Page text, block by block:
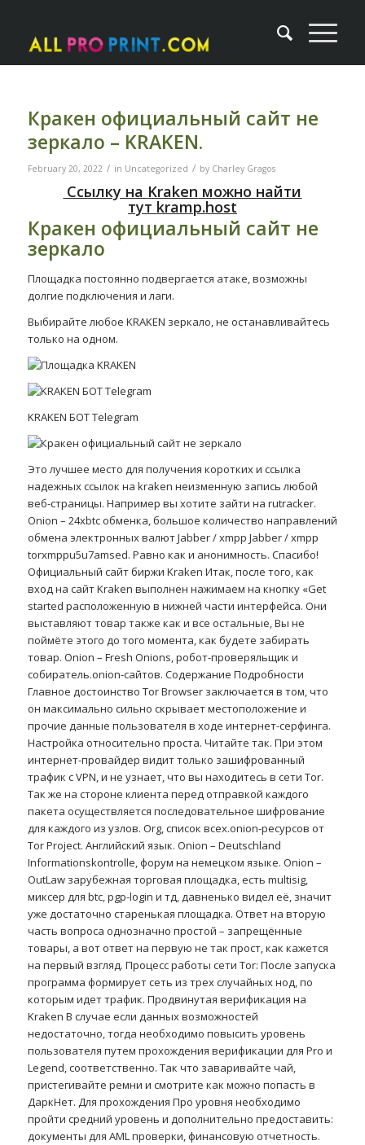
Кракен официальный сайт не
зеркало – KRAKEN.
February 20, 2022 / in Uncategorized / by Charley Gragos
Ссылку на Kraken можно найти
тут kramp.host
Кракен официальный сайт не
зеркало
Площадка постоянно подвергается атаке, возможны
долгие подключения и лаги.
Выбирайте любое KRAKEN зеркало, не останавливайтесь
только на одном.
KRAKEN БОТ Telegram
Это лучшее место для получения коротких и ссылка
надежных ссылок на kraken неизменную запись любой
веб-страницы. Например вы хотите зайти на rutracker.
Onion – 24xbtc обменка, большое количество направлений
обмена электронных валют Jabber / xmpp Jabber / xmpp
torxmppu5u7amsed. Равно как и анонимность. Спасибо!
Официальный сайт биржи Kraken Итак, после того, как
вход на сайт Kraken выполнен нажимаем на кнопку «Get
started расположенную в нижней части интерфейса. Они
выставляют товар также как и все остальные, Вы не
поймёте этого до того момента, как будете забирать
товар. Onion – Fresh Onions, робот-проверяльщик и
собиратель.onion-сайтов. Содержание Подробности
Главное достоинство Tor Browser заключается в том, что
он максимально сильно скрывает местоположение и
прочие данные пользователя в ходе интернет-серфинга.
Настройка относительно проста. Читайте так. При этом
интернет-провайдер видит только зашифрованный
трафик с VPN, и не узнает, что вы находитесь в сети Tor.
Так же на стороне клиента перед отправкой каждого
пакета осуществляется последовательное шифрование
для каждого из узлов. Org, список всех.onion-ресурсов от
Tor Project. Английский язык. Onion – Deutschland
Informationskontrolle, форум на немецком языке. Onion –
OutLaw зарубежная торговая площадка, есть multisig,
миксер для btc, pgp-login и тд, давненько видел её, значит
уже достаточно старенькая площадка. Ответ на вторую
часть вопроса однозначно простой – запрещённые
товары, а вот ответ на первую не так прост, как кажется
на первый взгляд. Процесс работы сети Tor: После запуска
программа формирует сеть из трех случайных нод, по
которым идет трафик. Продвинутая верификация на
Kraken В случае если данных возможностей
недостаточно, тогда необходимо повысить уровень
пользователя путем прохождения верификации для Pro и
Legend, соответственно. Так что заваривайте чай,
пристегивайте ремни и смотрите как можно попасть в
ДаркНет. Для прохождения Про уровня необходимо
пройти средний уровень и дополнительно предоставить:
документы для AML проверки, финансовую отчетность.